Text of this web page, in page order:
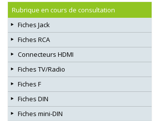
Rubrique en cours de consultation
Fiches Jack
Fiches RCA
Connecteurs HDMI
Fiches TV/Radio
Fiches F
Fiches DIN
Fiches mini-DIN